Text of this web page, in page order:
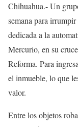
Chihuahua.- Un
semana para
dedicada a la
Mercurio, en su
Reforma. Para
el inmueble, lo que
valor.
Entre los objetos